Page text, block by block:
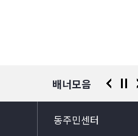
배너모음
경찰청 유실물 통합포털
동주민센터